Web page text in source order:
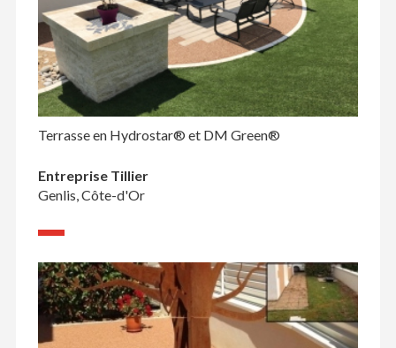
Terrasse en Hydrostar® et DM Green®
Entreprise Tillier
Genlis, Côte-d'Or